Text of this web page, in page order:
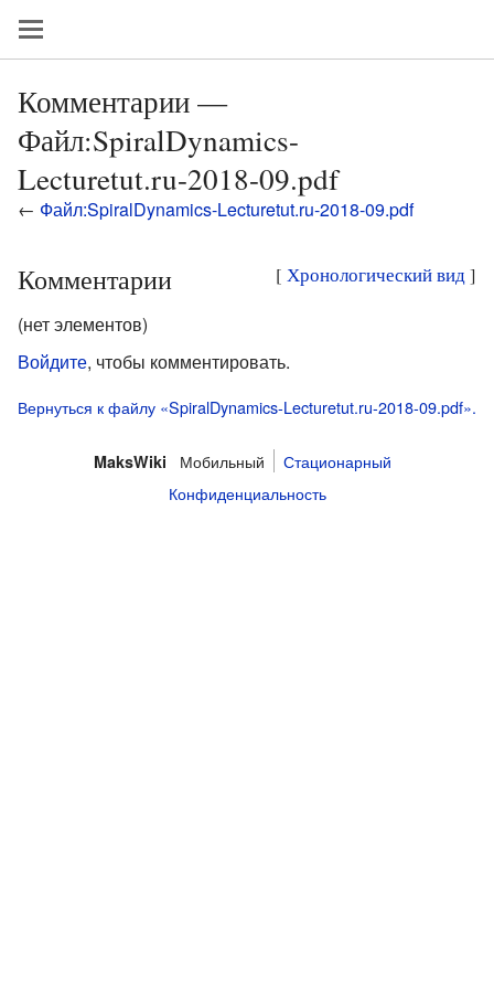
Комментарии —
Файл:SpiralDynamics-
Lecturetut.ru-2018-09.pdf
← Файл:SpiralDynamics-Lecturetut.ru-2018-09.pdf
[ Хронологический вид]
Комментарии
(нет элементов)
Войдите, чтобы комментировать.
Вернуться к файлу «SpiralDynamics-Lecturetut.ru-2018-09.pdf».
MaksWiki Мобильный
Стационарный
Конфиденциальность